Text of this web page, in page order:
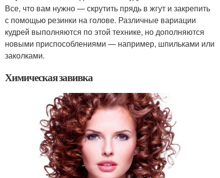
Все, что вам нужно — скрутить прядь в жгут и закрепить
с помощью резинки на голове. Различные вариации
кудрей выполняются по этой технике, но дополняются
новыми приспособлениями — например, шпильками или
заколками.
Химическая завивка